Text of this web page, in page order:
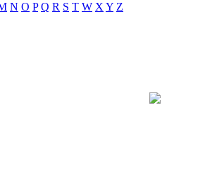
N O P Q R S T W X Y Z